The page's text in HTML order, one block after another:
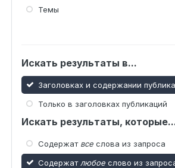
Темы
Искать результаты в...
Заголовках и содержании
Только в заголовках публикаций
Искать результаты,
Содержат все слова из запроса
Содержат любое слово из